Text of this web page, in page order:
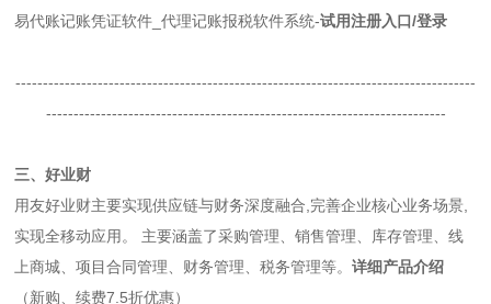
易代账记账凭证软件_代理记账报税软件系统-试用注册入口/登录
------------------------------------------------------------------------------------
-------------------------------------------------------------------------
三、好业财
用友好业财主要实现供应链与财务深度融合,完善企业核心业务场景,
实现全移动应用。 主要涵盖了采购管理、销售管理、库存管理、线
上商城、项目合同管理、财务管理、税务管理等。详细产品介绍
（新购、续费7.5折优惠）